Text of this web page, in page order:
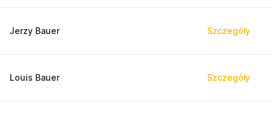
Jerzy Bauer Szczegóły
Louis Bauer Szczegóły